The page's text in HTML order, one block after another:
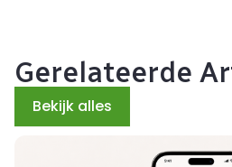
Gerelateerde
Bekijk alles